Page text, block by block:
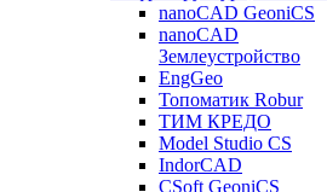
nanoCAD GeoniCS
nanoCAD
Землеустройство
EngGeo
Топоматик Robur
ТИМ КРЕДО
Model Studio CS
IndorCAD
CSoft GeoniCS